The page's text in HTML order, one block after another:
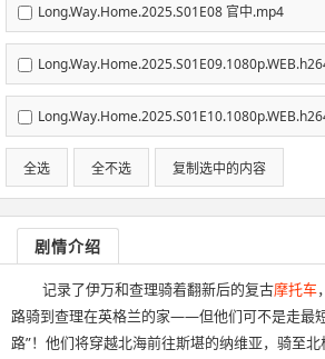
Long.Way.Home.2025.S01E08 官中.mp4
全选 全不选 复制选中的内容
剧情介绍
记录了伊万和查理骑着翻新后的复古摩托车
路骑到查理在英格兰的家——但他们可不是走最
路”！他们将穿越北海前往斯堪的纳维亚，骑至